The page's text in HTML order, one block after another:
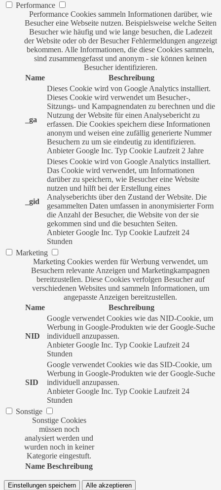
Performance
Performance Cookies sammeln Informationen darüber, wie
Besucher eine Webseite nutzen. Beispielsweise welche Seiten
Besucher wie häufig und wie lange besuchen, die Ladezeit
der Website oder ob der Besucher Fehlermeldungen angezeigt
bekommen. Alle Informationen, die diese Cookies sammeln,
sind zusammengefasst und anonym - sie können keinen
Besucher identifizieren.
Name
Beschreibung
_ga
Dieses Cookie wird von Google Analytics installiert.
Dieses Cookie wird verwendet um Besucher-,
Sitzungs- und Kampagnendaten zu berechnen und die
Nutzung der Website für einen Analysebericht zu
erfassen. Die Cookies speichern diese Informationen
anonym und weisen eine zufällig generierte Nummer
Besuchern zu um sie eindeutig zu identifizieren.
Anbieter Google Inc. Typ Cookie Laufzeit 2 Jahre
_gid
Dieses Cookie wird von Google Analytics installiert.
Das Cookie wird verwendet, um Informationen
darüber zu speichern, wie Besucher eine Website
nutzen und hilft bei der Erstellung eines
Analyseberichts über den Zustand der Website. Die
gesammelten Daten umfassen in anonymisierter Form
die Anzahl der Besucher, die Website von der sie
gekommen sind und die besuchten Seiten.
Anbieter Google Inc. Typ Cookie Laufzeit 24
Stunden
Marketing
Marketing Cookies werden für Werbung verwendet, um
Besuchern relevante Anzeigen und Marketingkampagnen
bereitzustellen. Diese Cookies verfolgen Besucher auf
verschiedenen Websites und sammeln Informationen, um
angepasste Anzeigen bereitzustellen.
Name
Beschreibung
NID
Google verwendet Cookies wie das NID-Cookie, um
Werbung in Google-Produkten wie der Google-Suche
individuell anzupassen.
Anbieter Google Inc. Typ Cookie Laufzeit 24
Stunden
SID
Google verwendet Cookies wie das SID-Cookie, um
Werbung in Google-Produkten wie der Google-Suche
individuell anzupassen.
Anbieter Google Inc. Typ Cookie Laufzeit 24
Stunden
Sonstige
Sonstige Cookies
müssen noch
analysiert werden und
wurden noch in keiner
Kategorie eingestuft.
Name Beschreibung
Einstellungen speichern Alle akzeptieren